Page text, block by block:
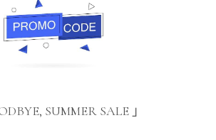
色長袖 T-SHIRT 系列
T-Shirt 系列
SUMMER SALE 」